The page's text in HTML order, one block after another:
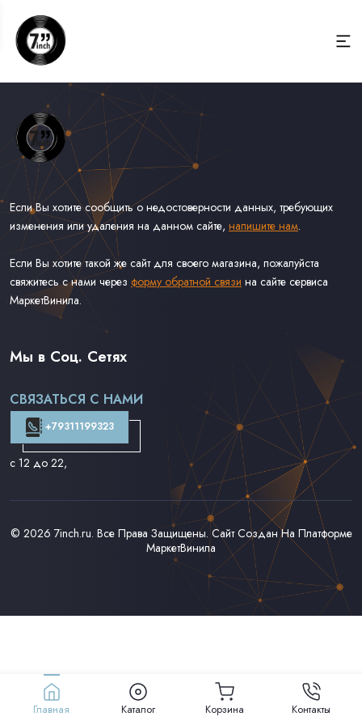
Если Вы хотите сообщить о недостоверности данных, требующих
изменения или удаления на данном сайте, напишите нам.
Если Вы хотите такой же сайт для своего магазина, пожалуйста
свяжитесь с нами через форму обратной связи на сайте сервиса
МаркетВинила.
Весь Каталог Винила на 7''
Рок на 7''
Доставка и Оплата
Контакты
Мы в Соц. Сетях
СВЯЗАТЬСЯ С НАМИ
+79311199323
с 12 до 22,
© 2026 7inch.ru. Все Права Защищены. Сайт Создан На Платформе
МаркетВинила
Главная Каталог Корзина Контакты